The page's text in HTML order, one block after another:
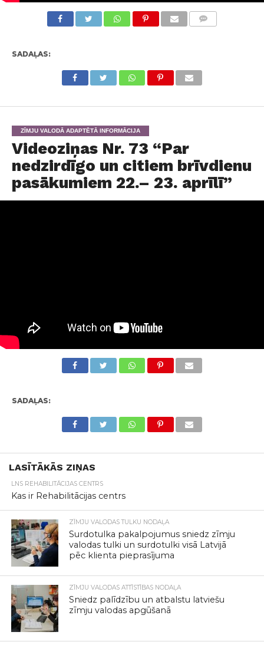
SADAĻAS:
ZĪMJU VALODĀ ADAPTĒTĀ INFORMĀCIJA
Videoziņas Nr. 73 “Par
nedzirdīgo un citiem brīvdienu
pasākumiem 22.– 23. aprīlī”
SADAĻAS:
LASĪTĀKĀS ZIŅAS
LNS REHABILITĀCIJAS CENTRS
Kas ir Rehabilitācijas centrs
ZĪMJU VALODAS TULKU NODAĻA
Surdotulka pakalpojumus sniedz zīmju
valodas tulki un surdotulki visā Latvijā
pēc klienta pieprasījuma
ZĪMJU VALODAS ATTĪSTĪBAS NODAĻA
Sniedz palīdzību un atbalstu latviešu
zīmju valodas apgūšanā